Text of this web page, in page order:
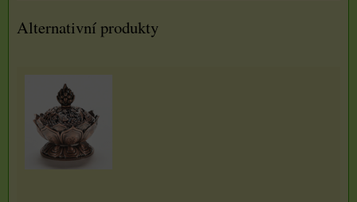
Alternativní produkty